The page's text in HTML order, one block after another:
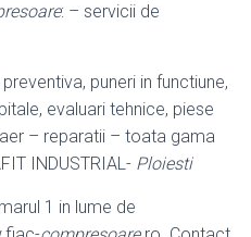
: – servicii de
preventiva, puneri in functiune,
evaluari tehnice, piese
– reparatii – toata gama
INDUSTRIAL- Ploiesti
1 in lume de